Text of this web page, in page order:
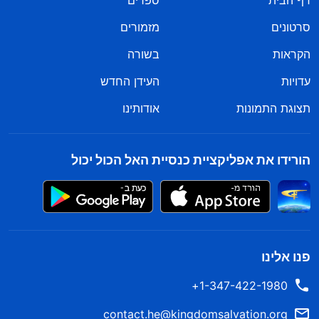
סרטונים
מזמורים
הקראות
בשורה
עדויות
העידן החדש
תצוגת התמונות
אודותינו
הורידו את אפליקציית כנסיית האל הכול יכול
פנו אלינו
1-347-422-1980+
contact.he@kingdomsalvation.org